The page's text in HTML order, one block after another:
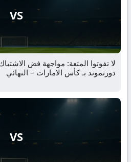
VS
لا تفوتوا المتعة: مواجهة فض
دورتموند بـ كأس الامارات – النهائي
VS